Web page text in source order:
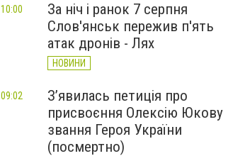
За ніч і ранок 7 серпня
Слов'янськ пережив п'ять
атак дронів - Лях
НОВИНИ
10:00
З’явилась петиція про
присвоєння Олексію Юкову
звання Героя України
(посмертно)
09:02